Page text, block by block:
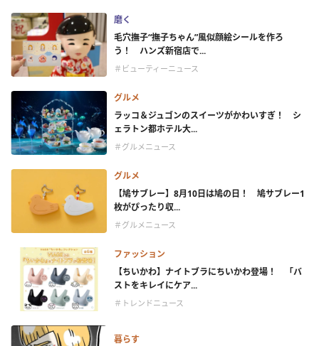
磨く
毛穴撫子“撫子ちゃん”風似顔絵シールを作ろ
う！ ハンズ新宿店で...
＃ビューティーニュース
グルメ
ラッコ＆ジュゴンのスイーツがかわいすぎ！ シ
ェラトン都ホテル大...
＃グルメニュース
グルメ
【鳩サブレー】8月10日は鳩の日！ 鳩サブレー1
枚がぴったり収...
＃グルメニュース
ファッション
【ちいかわ】ナイトブラにちいかわ登場！ 「バ
ストをキレイにケア...
＃トレンドニュース
暮らす